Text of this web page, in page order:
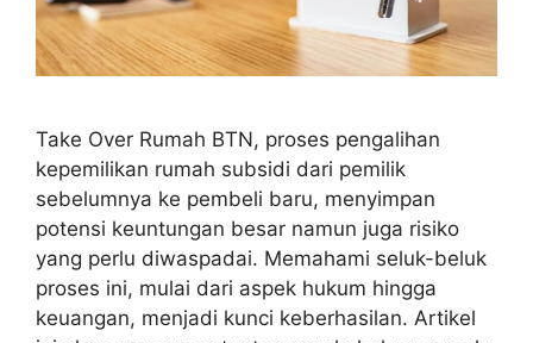
Take Over Rumah BTN, proses pengalihan
kepemilikan rumah subsidi dari pemilik
sebelumnya ke pembeli baru, menyimpan
potensi keuntungan besar namun juga risiko
yang perlu diwaspadai. Memahami seluk-beluk
proses ini, mulai dari aspek hukum hingga
keuangan, menjadi kunci keberhasilan. Artikel